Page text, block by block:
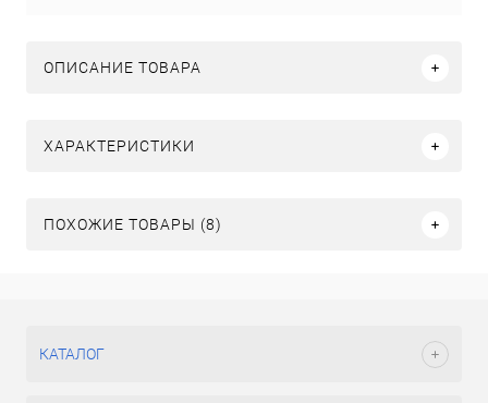
ОПИСАНИЕ ТОВАРА
ХАРАКТЕРИСТИКИ
ПОХОЖИЕ ТОВАРЫ (8)
КАТАЛОГ